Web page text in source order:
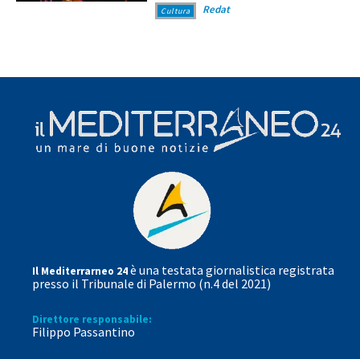
Cultura Redat
Il Mediterrarneo 24è una testata giornalistica registrata
presso il Tribunale di Palermo (n.4 del 2021)
Direttore responsabile:
Filippo Passantino